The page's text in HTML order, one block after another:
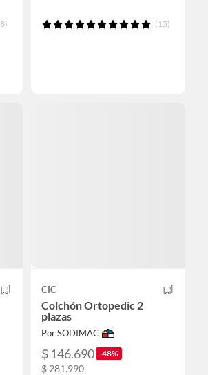
(15)
CIC
Colchón Ortopedic 2
plazas
Por SODIMAC
$ 146.690 -48%
$ 281.990